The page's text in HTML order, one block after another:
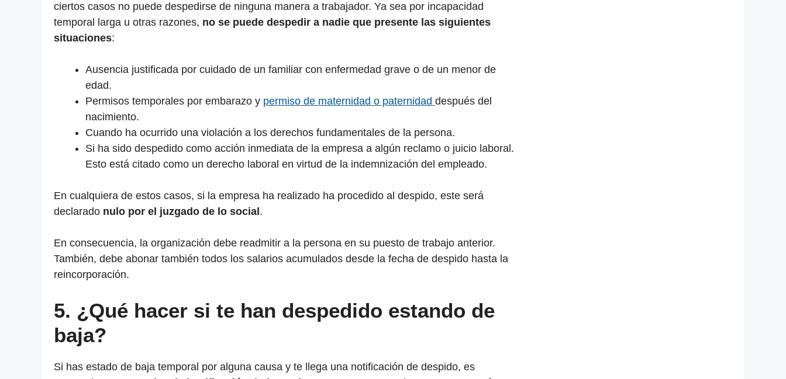
ciertos casos no puede despedirse de ninguna manera a trabajador. Ya sea por incapacidad
temporal larga u otras razones, no se puede despedir a nadie que presente las siguientes
situaciones:
Ausencia justificada por cuidado de un familiar con enfermedad grave o de un menor de
edad.
Permisos temporales por embarazo y permiso de maternidad o paternidad después del
nacimiento.
Cuando ha ocurrido una violación a los derechos fundamentales de la persona.
Si ha sido despedido como acción inmediata de la empresa a algún reclamo o juicio laboral.
Esto está citado como un derecho laboral en virtud de la indemnización del empleado.
En cualquiera de estos casos, si la empresa ha realizado ha procedido al despido, este será
declarado nulo por el juzgado de lo social .
En consecuencia, la organización debe readmitir a la persona en su puesto de trabajo anterior.
También, debe abonar también todos los salarios acumulados desde la fecha de despido hasta la
reincorporación.
5. ¿Qué hacer si te han despedido estando de
baja?
Si has estado de baja temporal por alguna causa y te llega una notificación de despido, es